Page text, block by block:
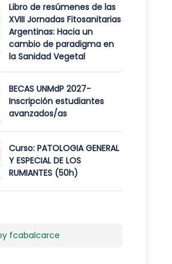
Libro de resúmenes de las
XVIII Jornadas Fitosanitarias
Argentinas: Hacia un
cambio de paradigma en
la Sanidad Vegetal
BECAS UNMdP 2027-
Inscripción estudiantes
avanzados/as
Curso: PATOLOGIA GENERAL
Y ESPECIAL DE LOS
RUMIANTES (50h)
fcabalcarce